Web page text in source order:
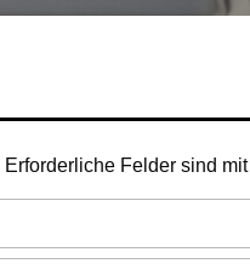
Erforderliche Felder sind mit